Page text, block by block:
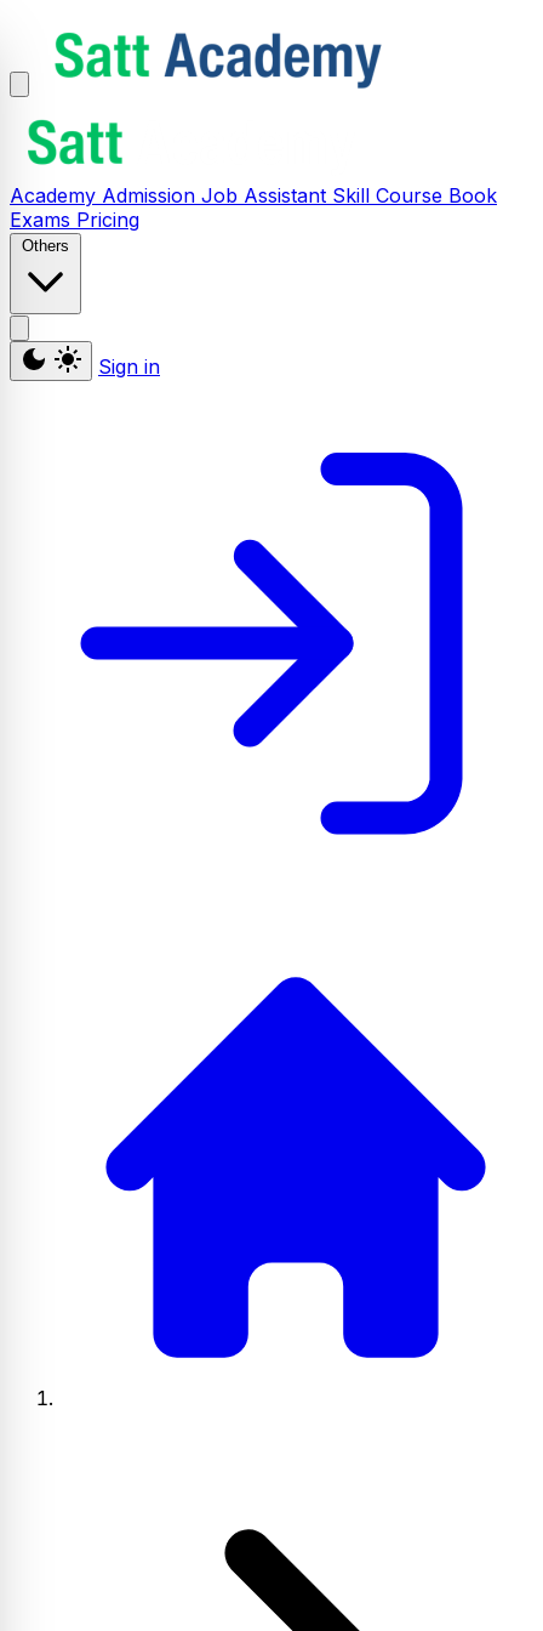
Academy Admission Job Assistant Skill Course Book
Exams Pricing
Others
Sign in